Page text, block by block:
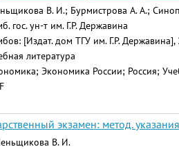
В. И.; Бурмистрова А. А.;
гос. ун-т им. Г.Р. Державина
[Издат. дом ТГУ им. Г.Р. Державина],
литература
Экономика России; Россия;
экзамен: метод.
В. И.